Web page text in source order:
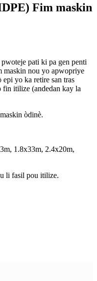
Fim maskin
pati ki pa gen penti
maskin nou yo apwopriye
yo ka retire san tras
fin itilize (andedan kay la
òdinè.
1.8x33m, 2.4x20m,
li fasil pou itilize.